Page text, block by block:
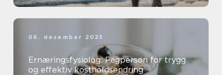
06. desember 2025
Ernæringsfysiolog: Fagperson for trygg
og effektiv kostholdsendring